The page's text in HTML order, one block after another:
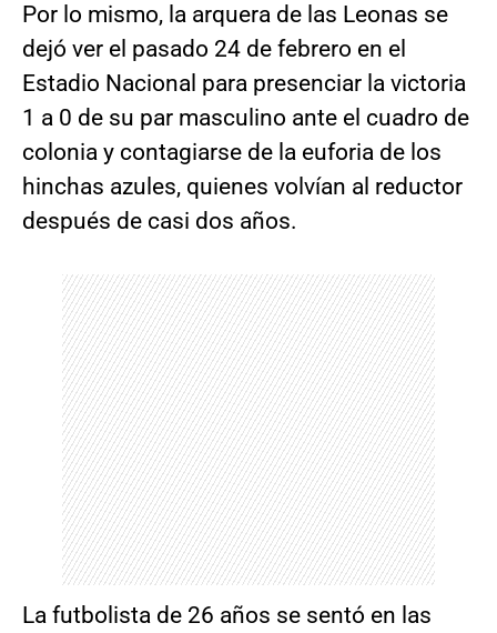
Por lo mismo, la arquera de las Leonas se
dejó ver el pasado 24 de febrero en el
Estadio Nacional para presenciar la victoria
1 a 0 de su par masculino ante el cuadro de
colonia y contagiarse de la euforia de los
hinchas azules, quienes volvían al reductor
después de casi dos años.
La futbolista de 26 años se sentó en las